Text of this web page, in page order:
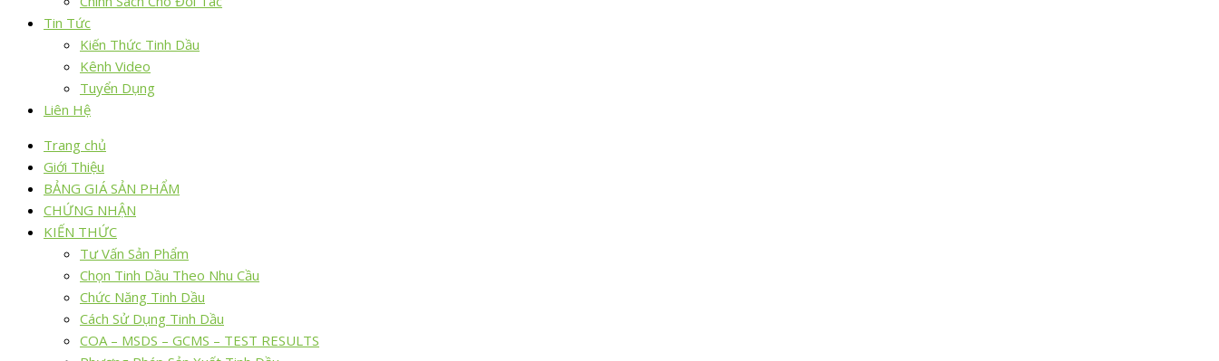
Tin Tức
Kiến Thức Tinh Dầu
Kênh Video
Tuyển Dụng
Liên Hệ
Trang chủ
Giới Thiệu
BẢNG GIÁ SẢN PHẨM
CHỨNG NHẬN
KIẾN THỨC
Tư Vấn Sản Phẩm
Chọn Tinh Dầu Theo Nhu Cầu
Chức Năng Tinh Dầu
Cách Sử Dụng Tinh Dầu
COA – MSDS – GCMS – TEST RESULTS